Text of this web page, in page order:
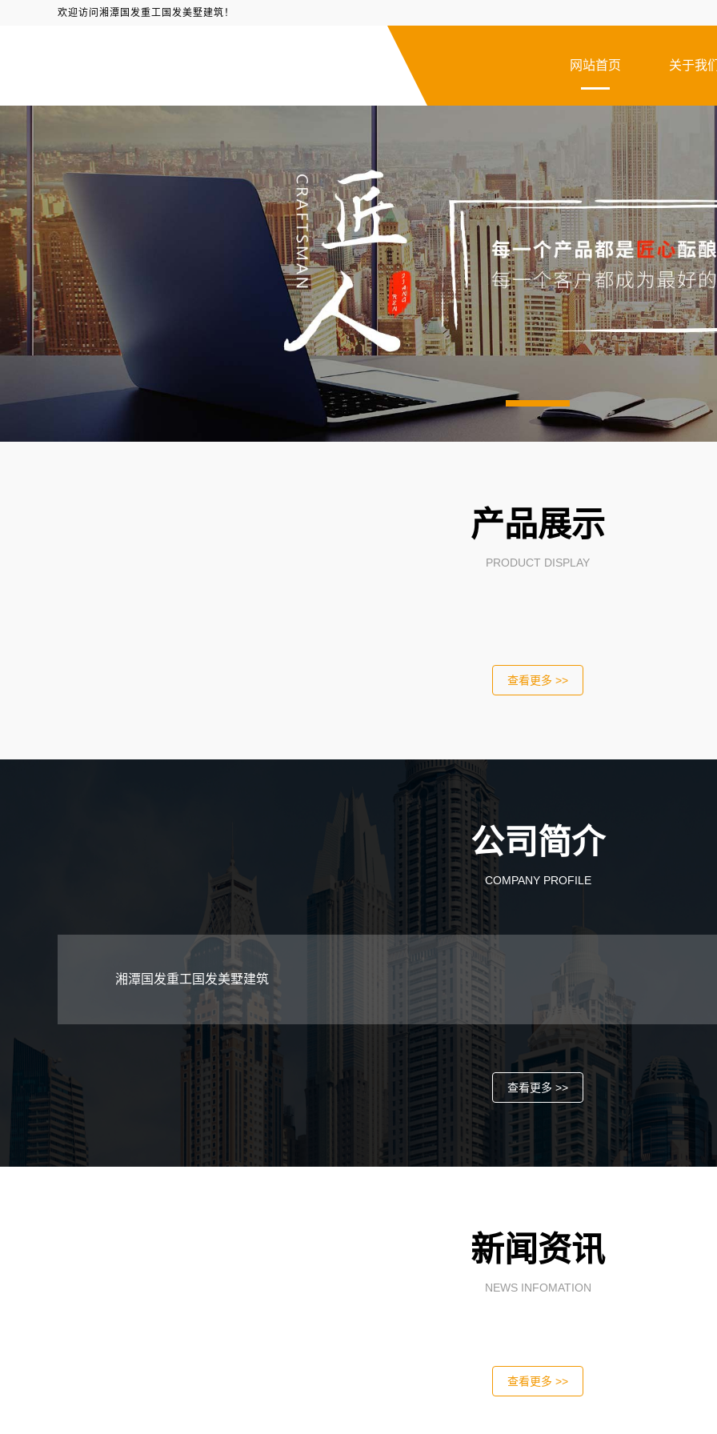
欢迎访问湘潭国发重工国发美墅建筑！
网站首页 关于我们
产品展示
PRODUCT DISPLAY
查看更多 >>
公司简介
COMPANY PROFILE
湘潭国发重工国发美墅建筑
查看更多 >>
新闻资讯
NEWS INFOMATION
查看更多 >>